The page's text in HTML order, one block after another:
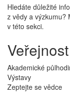
Hledáte důležité
z vědy a výzkumu?
v této sekci.
Akademické
Výstavy
Zeptejte se vědce